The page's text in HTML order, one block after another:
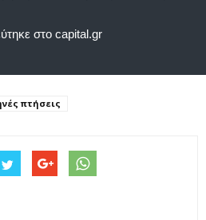
στο capital.gr
πτήσεις